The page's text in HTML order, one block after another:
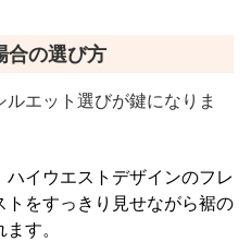
合の選び方
エット選びが鍵になりま
ハイウエストデザインのフレ
をすっきり見せながら裾の
す。